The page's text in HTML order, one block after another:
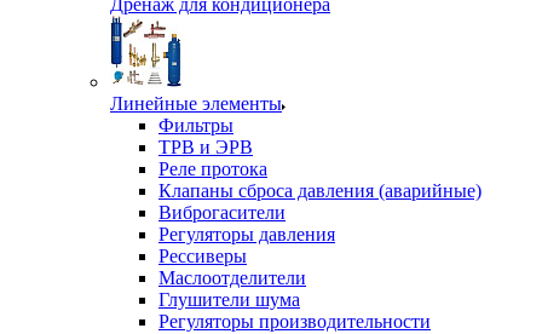
Дренаж для кондиционера
Линейные элементы
Фильтры
ТРВ и ЭРВ
Реле протока
Клапаны сброса давления (аварийные)
Виброгасители
Регуляторы давления
Рессиверы
Маслоотделители
Глушители шума
Регуляторы производительности